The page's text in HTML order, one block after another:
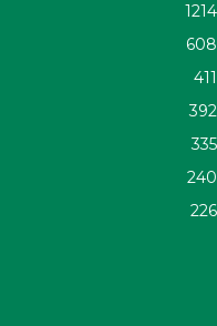
1214
608
411
392
335
240
226